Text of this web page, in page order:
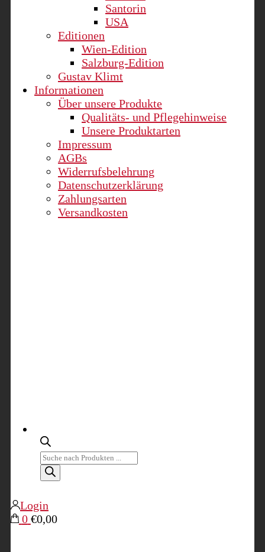
Santorin
USA
Editionen
Wien-Edition
Salzburg-Edition
Gustav Klimt
Informationen
Über unsere Produkte
Qualitäts- und Pflegehinweise
Unsere Produktarten
Impressum
AGBs
Widerrufsbelehrung
Datenschutzerklärung
Zahlungsarten
Versandkosten
Products
search
Login
0 €0,00